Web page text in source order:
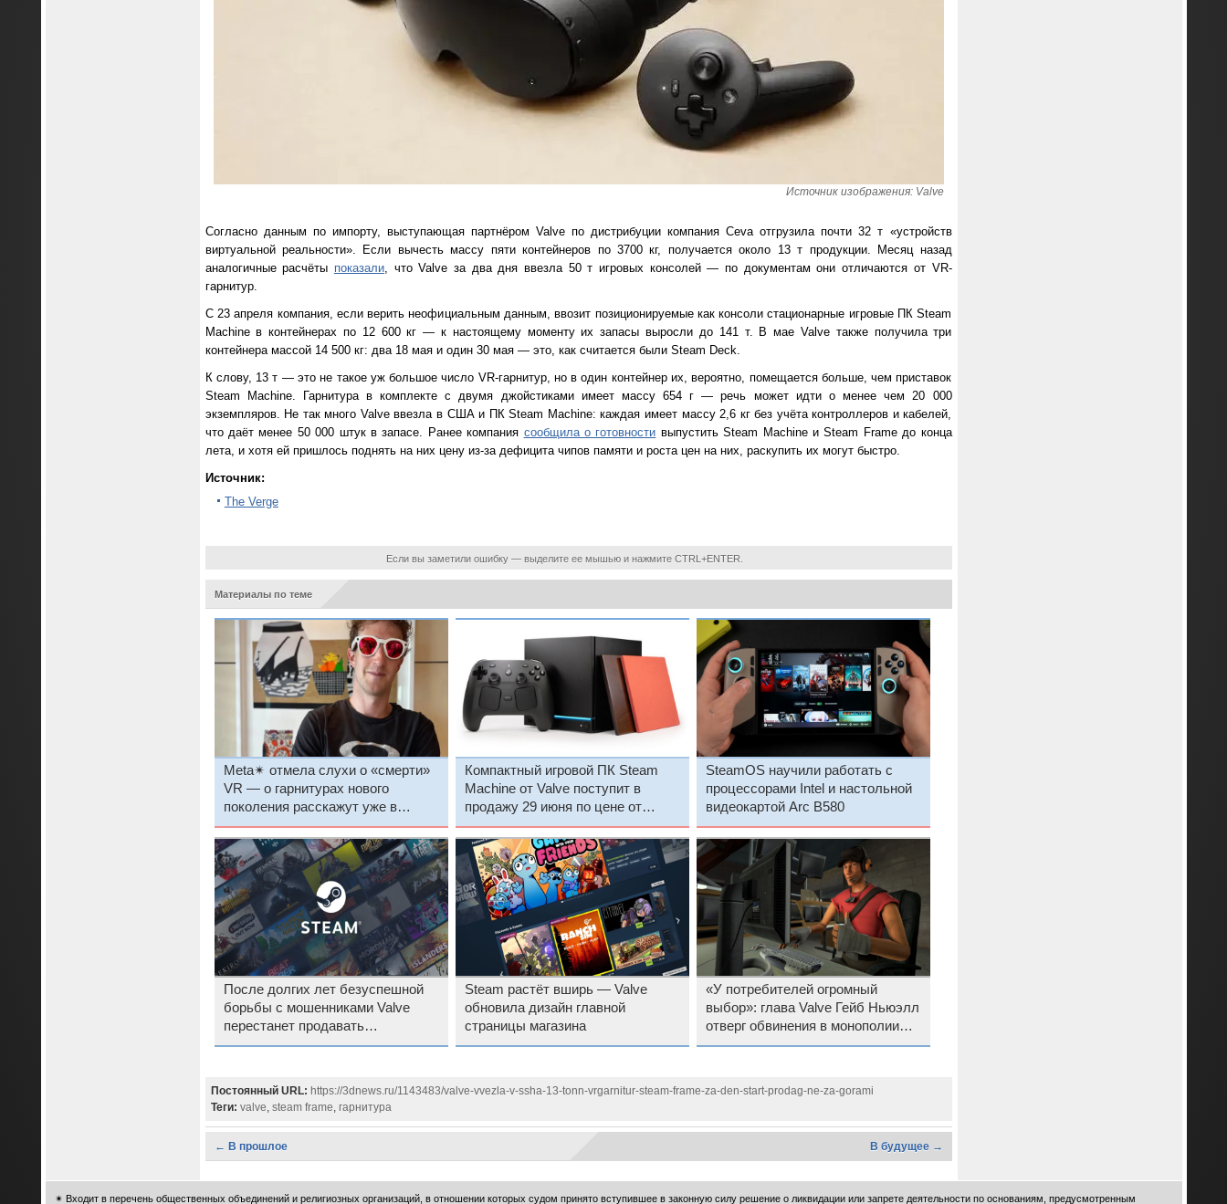
Источник изображения: Valve
Согласно данным по импорту, выступающая партнёром Valve по дистрибуции компания Ceva отгрузила почти 32 т «устройств
виртуальной реальности». Если вычесть массу пяти контейнеров по 3700 кг, получается около 13 т продукции. Месяц назад
аналогичные расчёты показали, что Valve за два дня ввезла 50 т игровых консолей — по документам они отличаются от VR-
гарнитур.
С 23 апреля компания, если верить неофициальным данным, ввозит позиционируемые как консоли стационарные игровые ПК Steam
Machine в контейнерах по 12 600 кг — к настоящему моменту их запасы выросли до 141 т. В мае Valve также получила три
контейнера массой 14 500 кг: два 18 мая и один 30 мая — это, как считается были Steam Deck.
К слову, 13 т — это не такое уж большое число VR-гарнитур, но в один контейнер их, вероятно, помещается больше, чем приставок
Steam Machine. Гарнитура в комплекте с двумя джойстиками имеет массу 654 г — речь может идти о менее чем 20 000
экземпляров. Не так много Valve ввезла в США и ПК Steam Machine: каждая имеет массу 2,6 кг без учёта контроллеров и кабелей,
что даёт менее 50 000 штук в запасе. Ранее компания сообщила о готовности выпустить Steam Machine и Steam Frame до конца
лета, и хотя ей пришлось поднять на них цену из-за дефицита чипов памяти и роста цен на них, раскупить их могут быстро.
Источник:
The Verge
Если вы заметили ошибку — выделите ее мышью и нажмите CTRL+ENTER.
Материалы по теме
Meta✴ отмела слухи о «смерти»
VR — о гарнитурах нового
поколения расскажут уже в
сентябре
Компактный игровой ПК Steam
Machine от Valve поступит в
продажу 29 июня по цене от
$1049
SteamOS научили работать с
процессорами Intel и настольной
видеокартой Arc B580
После долгих лет безуспешной
борьбы с мошенниками Valve
перестанет продавать
физические подарочные карты
Steam растёт вширь — Valve
обновила дизайн главной
страницы магазина
«У потребителей огромный
выбор»: глава Valve Гейб Ньюэлл
отверг обвинения в монополии
Steam
Постоянный URL: https://3dnews.ru/1143483/valve-vvezla-v-ssha-13-tonn-vrgarnitur-steam-frame-za-den-start-prodag-ne-za-gorami
Теги: valve, steam frame, гарнитура
← В прошлое В будущее →
✴ Входит в перечень общественных объединений и религиозных организаций, в отношении которых судом принято вступившее в законную силу решение о ликвидации или запрете деятельности по основаниям, предусмотренным